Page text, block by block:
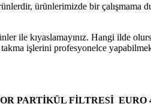
ürünlerimizde bir
ile kıyaslamayınız. Hangi ilde
işlerini profesyonelce
PARTİKÜL FİLTRESİ EURO 4